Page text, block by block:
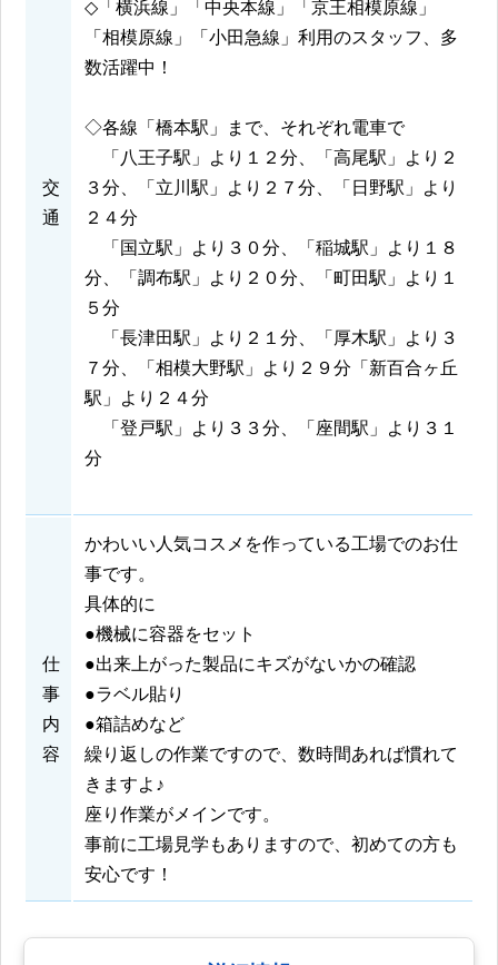
交
通
◇「横浜線」「中央本線」「京王相模原線」
「相模原線」「小田急線」利用のスタッフ、多
数活躍中！
◇各線「橋本駅」まで、それぞれ電車で
「八王子駅」より１２分、「高尾駅」より２
３分、「立川駅」より２７分、「日野駅」より
２４分
「国立駅」より３０分、「稲城駅」より１８
分、「調布駅」より２０分、「町田駅」より１
５分
「長津田駅」より２１分、「厚木駅」より３
７分、「相模大野駅」より２９分「新百合ヶ丘
駅」より２４分
「登戸駅」より３３分、「座間駅」より３１
分
仕
事
内
容
かわいい人気コスメを作っている工場でのお仕
事です。
具体的に
●機械に容器をセット
●出来上がった製品にキズがないかの確認
●ラベル貼り
●箱詰めなど
繰り返しの作業ですので、数時間あれば慣れて
きますよ♪
座り作業がメインです。
事前に工場見学もありますので、初めての方も
安心です！